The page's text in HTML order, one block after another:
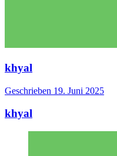
khyal
Geschrieben 19. Juni 2025
khyal